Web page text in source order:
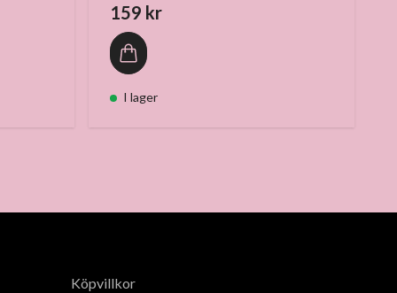
159 kr
I lager
Köpvillkor